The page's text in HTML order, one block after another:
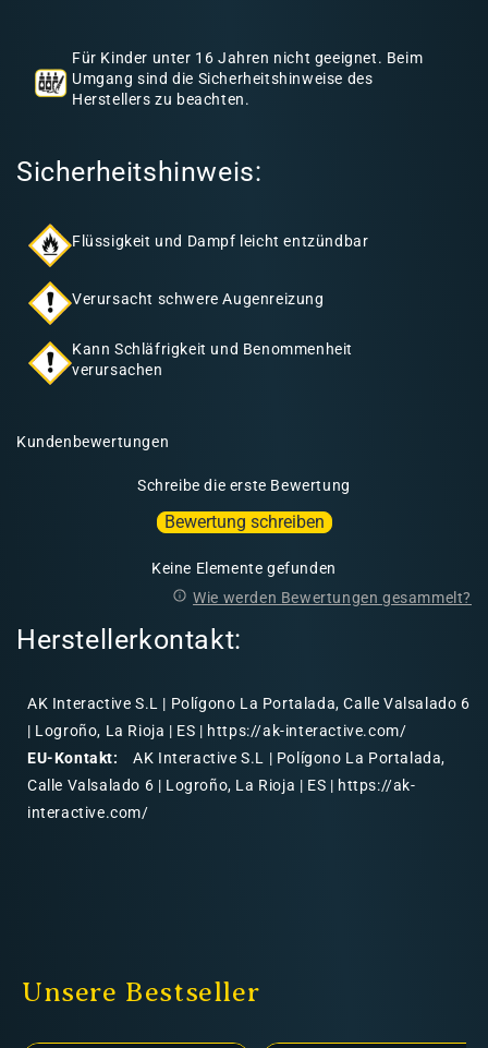
Für Kinder unter 16 Jahren nicht geeignet. Beim
Umgang sind die Sicherheitshinweise des
Herstellers zu beachten.
Sicherheitshinweis:
Flüssigkeit und Dampf leicht entzündbar
Verursacht schwere Augenreizung
Kann Schläfrigkeit und Benommenheit
verursachen
Kundenbewertungen
Schreibe die erste Bewertung
Bewertung schreiben
Keine Elemente gefunden
Wie werden Bewertungen gesammelt?
Herstellerkontakt:
AK Interactive S.L | Polígono La Portalada, Calle Valsalado 6
| Logroño, La Rioja | ES | https://ak-interactive.com/
EU-Kontakt:
AK Interactive S.L | Polígono La Portalada,
Calle Valsalado 6 | Logroño, La Rioja | ES | https://ak-
interactive.com/
Unsere Bestseller